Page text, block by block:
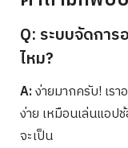
Q: ระบบจัดการ
ไหม?
A:ง่ายมากครับ! เร
ง่าย เหมือนเล่นแอป
จะเป็น